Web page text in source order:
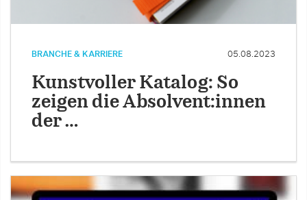
BRANCHE & KARRIERE 05.08.2023
Kunstvoller Katalog: So
zeigen die Absolvent:innen
der …